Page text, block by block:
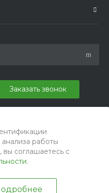
работы
вы соглашаетесь с
.
Вятская д.70, офис 715
Заказать звонок